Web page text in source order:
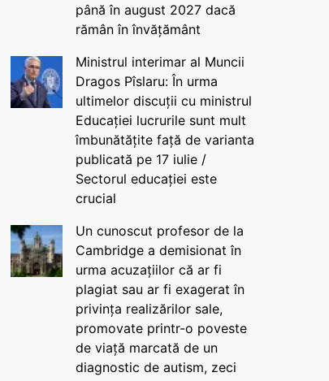
până în august 2027 dacă
rămân în învățământ
Ministrul interimar al Muncii
Dragos Pîslaru: În urma
ultimelor discuții cu ministrul
Educației lucrurile sunt mult
îmbunătățite față de varianta
publicată pe 17 iulie /
Sectorul educației este
crucial
Un cunoscut profesor de la
Cambridge a demisionat în
urma acuzațiilor că ar fi
plagiat sau ar fi exagerat în
privința realizărilor sale,
promovate printr-o poveste
de viață marcată de un
diagnostic de autism, zeci